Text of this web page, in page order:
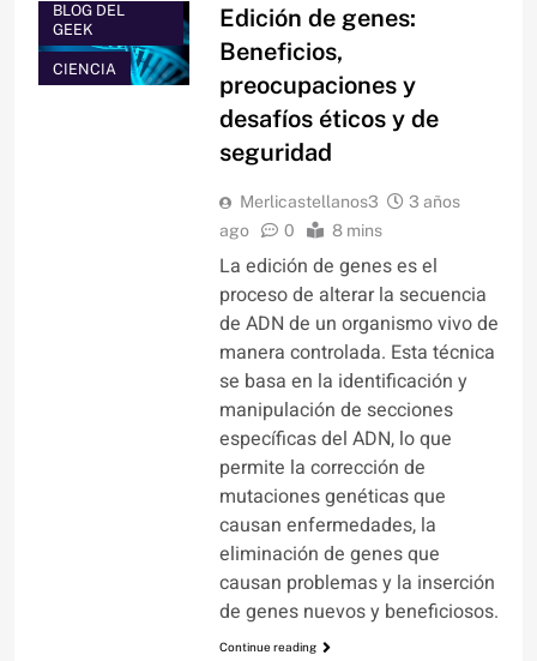
BLOG DEL
GEEK
CIENCIA
Edición de genes:
Beneficios,
preocupaciones y
desafíos éticos y de
seguridad
Merlicastellanos3
3 años
ago
0 8 mins
La edición de genes es el
proceso de alterar la secuencia
de ADN de un organismo vivo de
manera controlada. Esta técnica
se basa en la identificación y
manipulación de secciones
específicas del ADN, lo que
permite la corrección de
mutaciones genéticas que
causan enfermedades, la
eliminación de genes que
causan problemas y la inserción
de genes nuevos y beneficiosos.
Continue reading